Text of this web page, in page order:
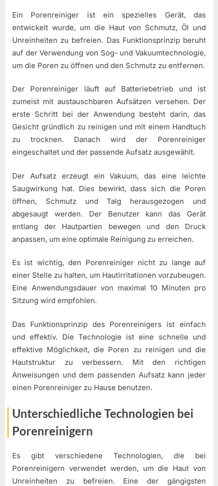
Ein Porenreiniger ist ein spezielles Gerät, das
entwickelt wurde, um die Haut von Schmutz, Öl und
Unreinheiten zu befreien. Das Funktionsprinzip beruht
auf der Verwendung von Sog- und Vakuumtechnologie,
um die Poren zu öffnen und den Schmutz zu entfernen.
Der Porenreiniger läuft auf Batteriebetrieb und ist
zumeist mit austauschbaren Aufsätzen versehen. Der
erste Schritt bei der Anwendung besteht darin, das
Gesicht gründlich zu reinigen und mit einem Handtuch
zu trocknen. Danach wird der Porenreiniger
eingeschaltet und der passende Aufsatz ausgewählt.
Der Aufsatz erzeugt ein Vakuum, das eine leichte
Saugwirkung hat. Dies bewirkt, dass sich die Poren
öffnen, Schmutz und Talg herausgezogen und
abgesaugt werden. Der Benutzer kann das Gerät
entlang der Hautpartien bewegen und den Druck
anpassen, um eine optimale Reinigung zu erreichen.
Es ist wichtig, den Porenreiniger nicht zu lange auf
einer Stelle zu halten, um Hautirritationen vorzubeugen.
Eine Anwendungsdauer von maximal 10 Minuten pro
Sitzung wird empfohlen.
Das Funktionsprinzip des Porenreinigers ist einfach
und effektiv. Die Technologie ist eine schnelle und
effektive Möglichkeit, die Poren zu reinigen und die
Hautstruktur zu verbessern. Mit den richtigen
Anweisungen und dem passenden Aufsatz kann jeder
einen Porenreiniger zu Hause benutzen.
Unterschiedliche Technologien bei
Porenreinigern
Es gibt verschiedene Technologien, die bei
Porenreinigern verwendet werden, um die Haut von
Unreinheiten zu befreien. Eine der gängigsten